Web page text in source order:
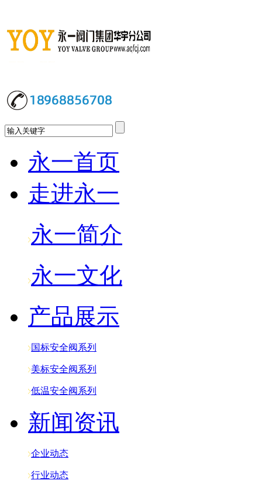
永一首页
走进永一
永一简介
永一文化
产品展示
国标安全阀系列
美标安全阀系列
低温安全阀系列
新闻资讯
企业动态
行业动态